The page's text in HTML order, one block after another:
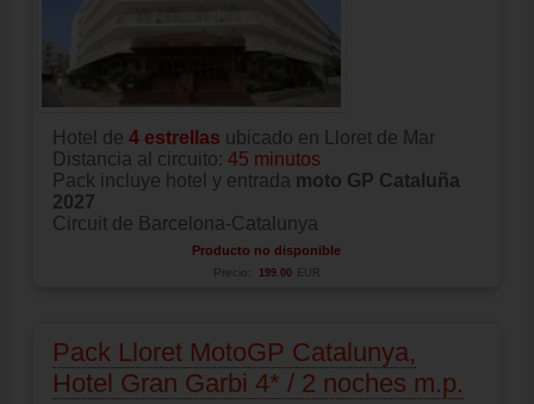
Hotel de 4 estrellas ubicado en Lloret de Mar
Distancia al circuito: 45 minutos
Pack incluye hotel y entrada moto GP Cataluña
2027
Circuit de Barcelona-Catalunya
Producto no disponible
Precio: 199.00 EUR
Pack Lloret MotoGP Catalunya,
Hotel Gran Garbi 4* / 2 noches m.p.